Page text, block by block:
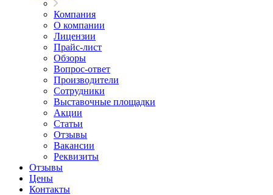
Компания
О компании
Лицензии
Прайс-лист
Обзоры
Вопрос-ответ
Производители
Сотрудники
Выставочные площадки
Акции
Статьи
Отзывы
Вакансии
Реквизиты
Отзывы
Цены
Контакты